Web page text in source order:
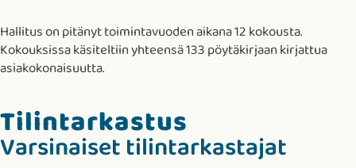
Hallitus on pitänyt toimintavuoden aikana 12 kokousta.
Kokouksissa käsiteltiin yhteensä 133 pöytäkirjaan kirjattua
asiakokonaisuutta.
Tilintarkastus
Varsinaiset tilintarkastajat